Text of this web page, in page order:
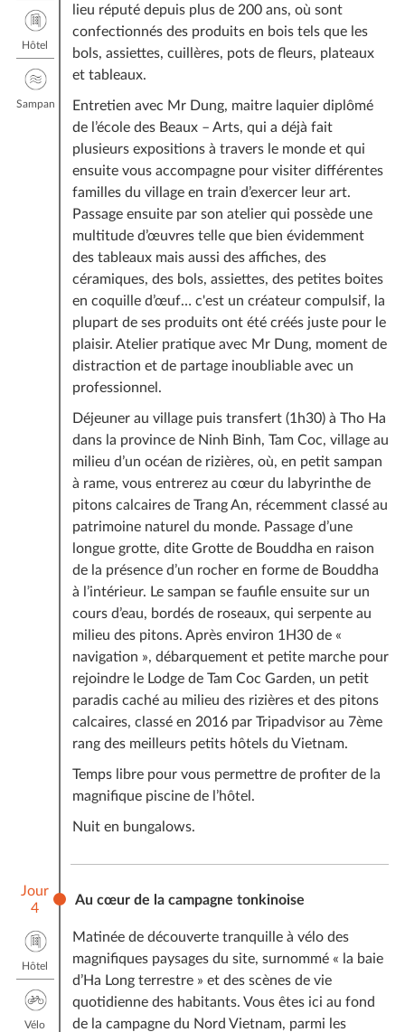
lieu réputé depuis plus de 200 ans, où sont
confectionnés des produits en bois tels que les
bols, assiettes, cuillères, pots de fleurs, plateaux
et tableaux.
Entretien avec Mr Dung, maitre laquier diplômé
de l’école des Beaux – Arts, qui a déjà fait
plusieurs expositions à travers le monde et qui
ensuite vous accompagne pour visiter différentes
familles du village en train d’exercer leur art.
Passage ensuite par son atelier qui possède une
multitude d’œuvres telle que bien évidemment
des tableaux mais aussi des affiches, des
céramiques, des bols, assiettes, des petites boites
en coquille d’œuf… c'est un créateur compulsif, la
plupart de ses produits ont été créés juste pour le
plaisir. Atelier pratique avec Mr Dung, moment de
distraction et de partage inoubliable avec un
professionnel.
Déjeuner au village puis transfert (1h30) à Tho Ha
dans la province de Ninh Binh, Tam Coc, village au
milieu d’un océan de rizières, où, en petit sampan
à rame, vous entrerez au cœur du labyrinthe de
pitons calcaires de Trang An, récemment classé au
patrimoine naturel du monde. Passage d’une
longue grotte, dite Grotte de Bouddha en raison
de la présence d’un rocher en forme de Bouddha
à l’intérieur. Le sampan se faufile ensuite sur un
cours d’eau, bordés de roseaux, qui serpente au
milieu des pitons. Après environ 1H30 de «
navigation », débarquement et petite marche pour
rejoindre le Lodge de Tam Coc Garden, un petit
paradis caché au milieu des rizières et des pitons
calcaires, classé en 2016 par Tripadvisor au 7ème
rang des meilleurs petits hôtels du Vietnam.
Temps libre pour vous permettre de profiter de la
magnifique piscine de l’hôtel.
Nuit en bungalows.
Hôtel
Sampan
Jour
4
Au cœur de la campagne tonkinoise
Matinée de découverte tranquille à vélo des
magnifiques paysages du site, surnommé « la baie
d’Ha Long terrestre » et des scènes de vie
quotidienne des habitants. Vous êtes ici au fond
de la campagne du Nord Vietnam, parmi les
Hôtel
Vélo